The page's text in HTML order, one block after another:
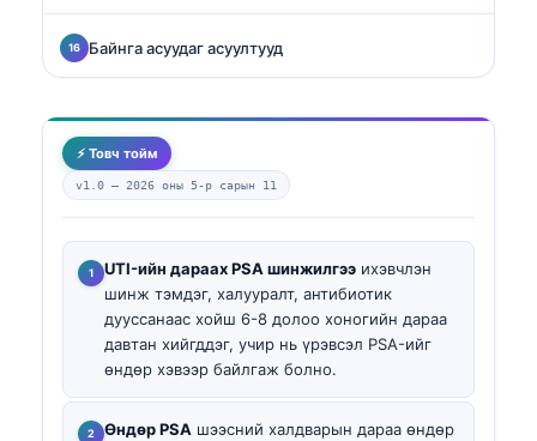
Байнга асуудаг асуултууд
⚡ Товч тойм
v1.0 — 2026 оны 5-р сарын 11
UTI-ийн дараах PSA шинжилгээ ихэвчлэн
шинж тэмдэг, халууралт, антибиотик
дууссанаас хойш 6-8 долоо хоногийн дараа
давтан хийгддэг, учир нь үрэвсэл PSA-ийг
өндөр хэвээр байлгаж болно.
Өндөр PSA шээсний халдварын дараа өндөр